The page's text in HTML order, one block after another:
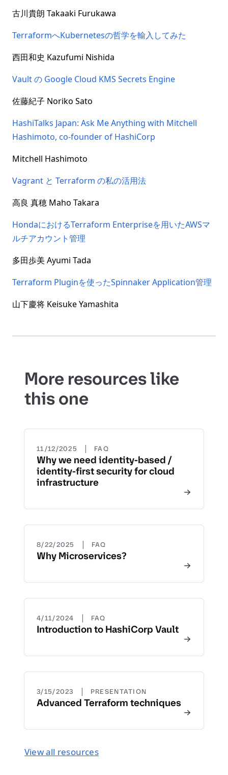
古川貴朗 Takaaki Furukawa
TerraformへKubernetesの哲学を輸入してみた
西田和史 Kazufumi Nishida
Vault の Google Cloud KMS Secrets Engine
佐藤紀子 Noriko Sato
HashiTalks Japan: Ask Me Anything with Mitchell
Hashimoto, co-founder of HashiCorp
Mitchell Hashimoto
Vagrant と Terraform の私の活用法
高良 真穂 Maho Takara
HondaにおけるTerraform Enterpriseを用いたAWSマ
ルチアカウント管理
多田歩美 Ayumi Tada
Terraform Pluginを使ったSpinnaker Application管理
山下慶将 Keisuke Yamashita
More resources like
this one
11/12/2025 | FAQ
Why we need identity-based /
identity-first security for cloud
infrastructure
8/22/2025 | FAQ
Why Microservices?
4/11/2024 | FAQ
Introduction to HashiCorp Vault
3/15/2023 | PRESENTATION
Advanced Terraform techniques
View all resources